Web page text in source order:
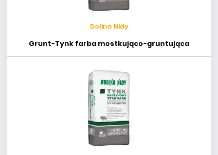
Dolina Nidy
Grunt-Tynk farba mostkująco-gruntująca